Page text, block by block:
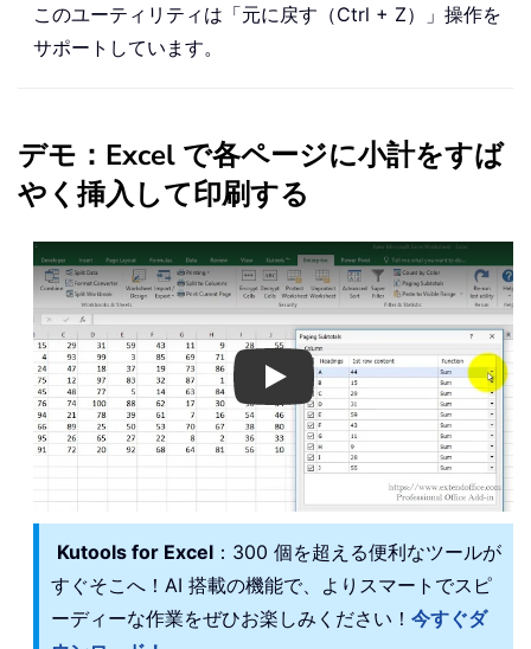
このユーティリティは「元に戻す（Ctrl + Z）」操作を
サポートしています。
デモ：Excel で各ページに小計をすば
やく挿入して印刷する
Play
Kutools for Excel ：300 個を超える便利なツールが
すぐそこへ！AI 搭載の機能で、よりスマートでスピ
ーディーな作業をぜひお楽しみください！ 今すぐダ